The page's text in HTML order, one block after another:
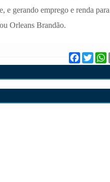
gerando emprego e renda para
Orleans Brandão.
a
e
b
o
w
t
t
r
h
t
s
p